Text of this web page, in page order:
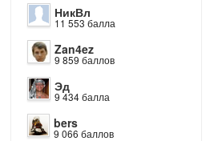
НикВл
11 553 балла
Zan4ez
9 859 баллов
Эд
9 434 балла
bers
9 066 баллов